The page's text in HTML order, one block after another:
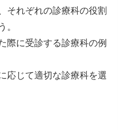
それぞれの診療科の役割
。
際に受診する診療科の例
応じて適切な診療科を選